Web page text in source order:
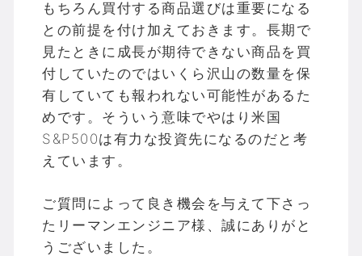
もちろん買付する商品選びは重要になる
との前提を付け加えておきます。長期で
見たときに成長が期待できない商品を買
付していたのではいくら沢山の数量を保
有していても報われない可能性があるた
めです。そういう意味でやはり米国
S&P500は有力な投資先になるのだと考
えています。
ご質問によって良き機会を与えて下さっ
たリーマンエンジニア様、誠にありがと
うございました。